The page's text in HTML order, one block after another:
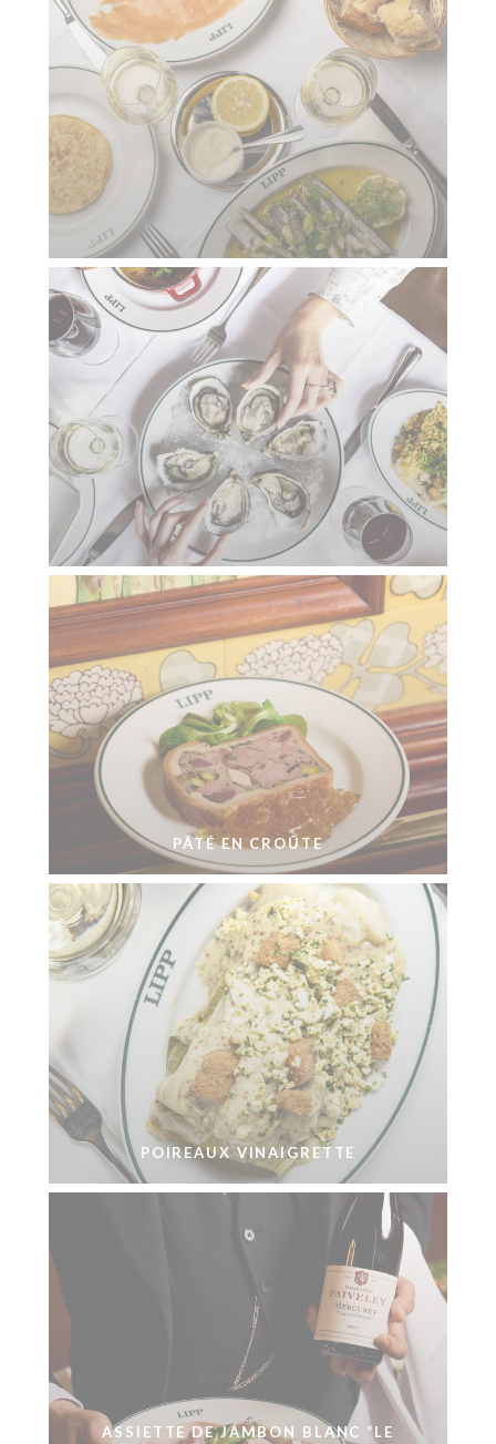
PÂTÉ EN CROÛTE
POIREAUX VINAIGRETTE
ASSIETTE DE JAMBON BLANC “LE